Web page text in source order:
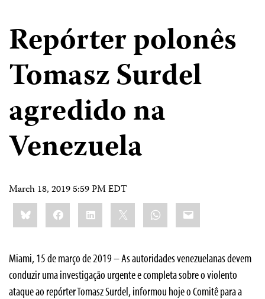
Repórter polonês
Tomasz Surdel
agredido na
Venezuela
March 18, 2019 5:59 PM EDT
Share
this:BlueskyFacebookLinkedIn WhatsApp
Email
Miami, 15 de março de 2019 – As autoridades venezuelanas devem
conduzir uma investigação urgente e completa sobre o violento
ataque ao repórter Tomasz Surdel, informou hoje o Comitê para a